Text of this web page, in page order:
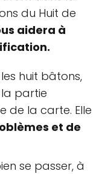
du Huit de
aidera à
huit bâtons,
partie
de la carte. Elle
et de
se passer, à